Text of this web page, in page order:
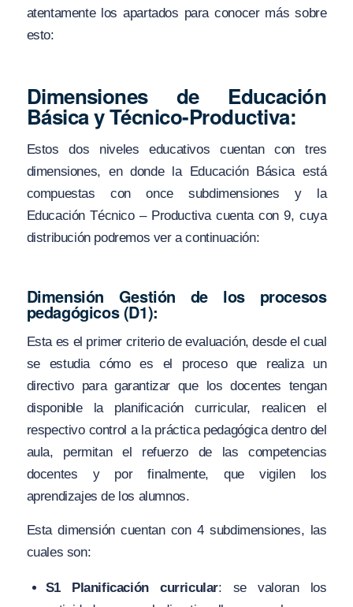
atentamente los apartados para conocer más sobre
esto:
Dimensiones de Educación
Básica y Técnico-Productiva:
Estos dos niveles educativos cuentan con tres
dimensiones, en donde la Educación Básica está
compuestas con once subdimensiones y la
Educación Técnico – Productiva cuenta con 9, cuya
distribución podremos ver a continuación:
Dimensión Gestión de los procesos
pedagógicos (D1):
Esta es el primer criterio de evaluación, desde el cual
se estudia cómo es el proceso que realiza un
directivo para garantizar que los docentes tengan
disponible la planificación curricular, realicen el
respectivo control a la práctica pedagógica dentro del
aula, permitan el refuerzo de las competencias
docentes y por finalmente, que vigilen los
aprendizajes de los alumnos.
Esta dimensión cuentan con 4 subdimensiones, las
cuales son:
S1 Planificación curricular: se valoran los